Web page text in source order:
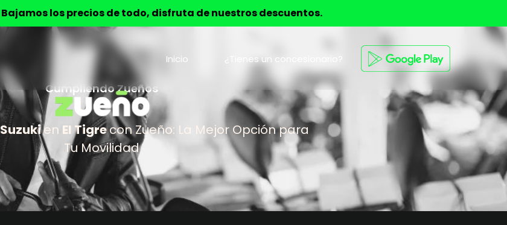
Bajamos los precios de todo, disfruta de nuestros descuentos.
Inicio ¿Tienes un concesionario?
Cumpliendo Zueños
Suzukien El Tigrecon Zueño: La Mejor Opción para
Tu Movilidad